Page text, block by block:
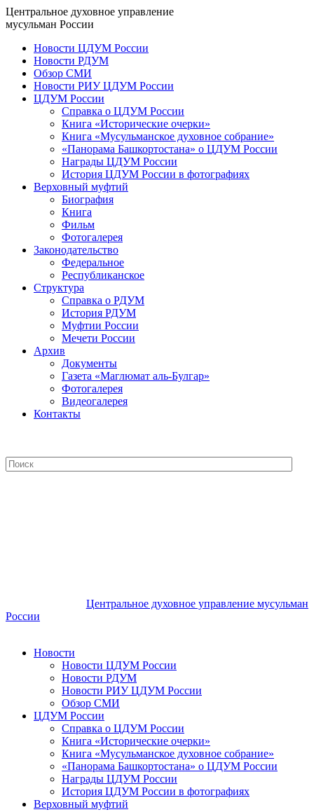
Центральное духовное управление
мусульман России
Новости ЦДУМ России
Новости РДУМ
Обзор СМИ
Новости РИУ ЦДУМ России
ЦДУМ России
Справка о ЦДУМ России
Книга «Исторические очерки»
Книга «Мусульманское духовное собрание»
«Панорама Башкортостана» о ЦДУМ России
Награды ЦДУМ России
История ЦДУМ России в фотографиях
Верховный муфтий
Биография
Книга
Фильм
Фотогалерея
Законодательство
Федеральное
Республиканское
Структура
Справка о РДУМ
История РДУМ
Муфтии России
Мечети России
Архив
Документы
Газета «Маглюмат аль-Булгар»
Фотогалерея
Видеогалерея
Контакты
Центральное духовное управление мусульман
России
Новости
Новости ЦДУМ России
Новости РДУМ
Новости РИУ ЦДУМ России
Обзор СМИ
ЦДУМ России
Справка о ЦДУМ России
Книга «Исторические очерки»
Книга «Мусульманское духовное собрание»
«Панорама Башкортостана» о ЦДУМ России
Награды ЦДУМ России
История ЦДУМ России в фотографиях
Верховный муфтий